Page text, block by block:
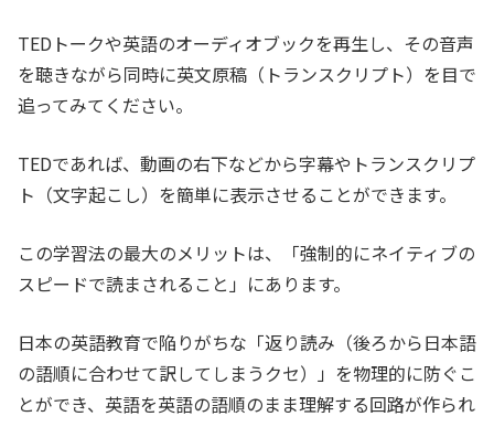
TEDトークや英語のオーディオブックを再生し、その音声
を聴きながら同時に英文原稿（トランスクリプト）を目で
追ってみてください。
TEDであれば、動画の右下などから字幕やトランスクリプ
ト（文字起こし）を簡単に表示させることができます。
この学習法の最大のメリットは、「強制的にネイティブの
スピードで読まされること」にあります。
日本の英語教育で陥りがちな「返り読み（後ろから日本語
の語順に合わせて訳してしまうクセ）」を物理的に防ぐこ
とができ、英語を英語の語順のまま理解する回路が作られ